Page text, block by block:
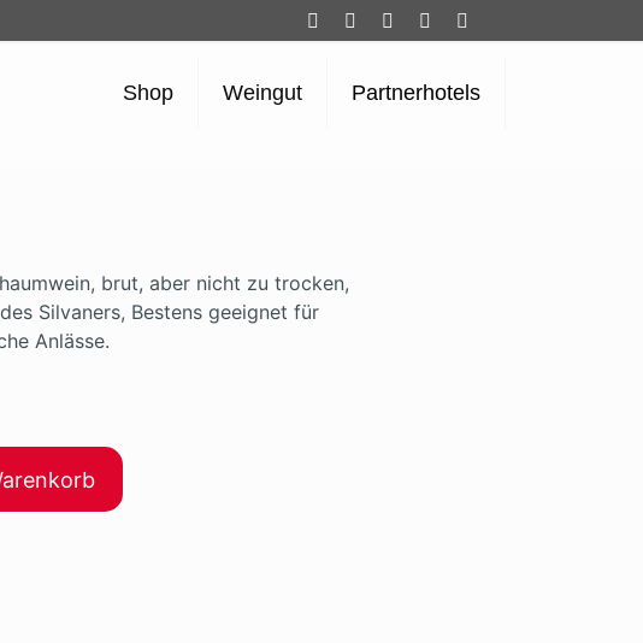
Shop Weingut Partnerhotels
brut, aber nicht zu trocken,
Silvaners, Bestens geeignet für
Anlässe.